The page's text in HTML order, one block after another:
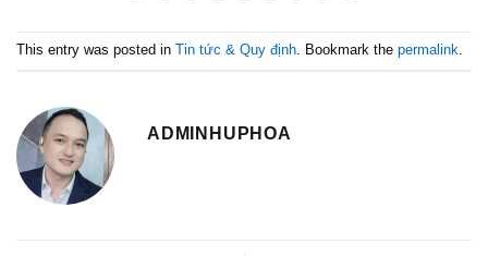
This entry was posted in Tin tức & Quy định. Bookmark the permalink.
ADMINHUPHOA